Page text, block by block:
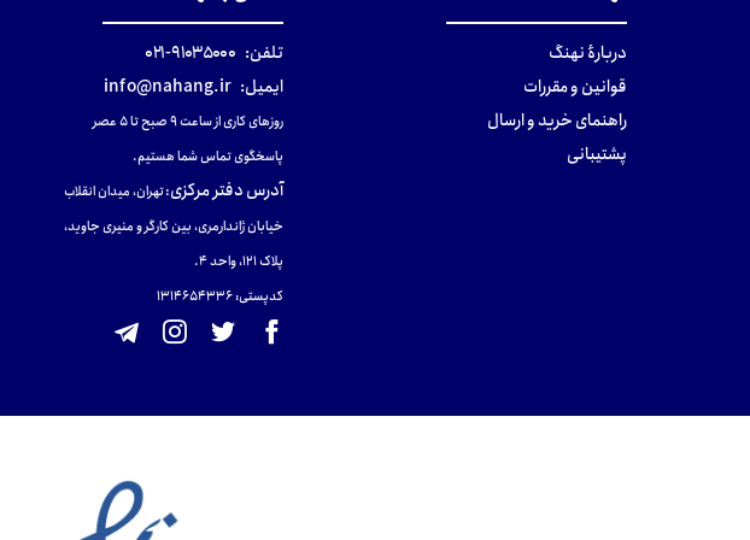
دربارهٔ نهنگ
قوانین و مقررات
راهنمای خرید و ارسال
پشتیبانی
تلفن: ۹۱۰۳۵۰۰۰-۰۲۱
ایمیل: info@nahang.ir
روزهای کاری از ساعت ۹ صبح تا ۵ عصر
پاسخگوی تماس شما هستیم.
آدرس دفتر مرکزی:تهران، میدان انقلاب
خیابان ژاندارمری، بین کارگر و منیری جاوید،
پلاک 121، واحد ۴.
کدپستی: 131465433۶